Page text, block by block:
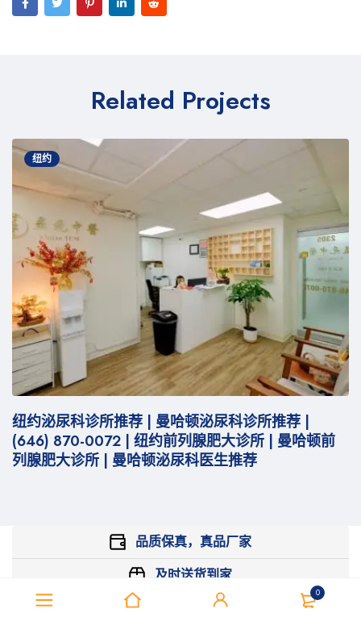
0
Related Projects
纽约
纽约泌尿科诊所推荐 | 曼哈顿泌尿科诊所推荐 |
(646) 870-0072 | 纽约前列腺肥大诊所 | 曼哈顿前
列腺肥大诊所 | 曼哈顿泌尿科医生推荐
品质保真，真品厂家
及时送货到家
专业服务团队